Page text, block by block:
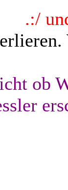
.:/
ob